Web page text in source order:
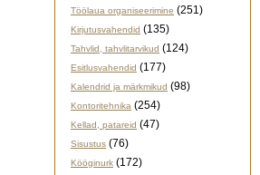
Töölaua organiseerimine (251)
Kirjutusvahendid (135)
Tahvlid, tahvlitarvikud (124)
Esitlusvahendid (177)
Kalendrid ja märkmikud (98)
Kontoritehnika (254)
Kellad, patareid (47)
Sisustus (76)
Kööginurk (172)